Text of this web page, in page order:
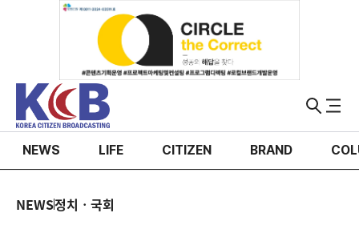
NEWS LIFE CITIZEN BRAND
NEWS정치ㆍ국회